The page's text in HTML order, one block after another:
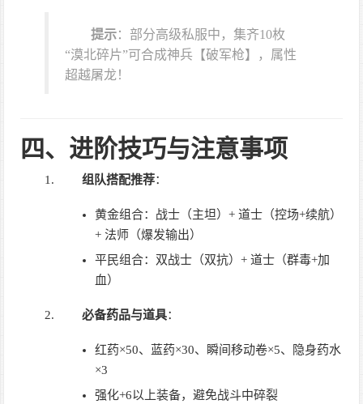
提示：部分高级私服中，集齐10枚
“漠北碎片”可合成神兵【破军枪】，属性
超越屠龙！
四、进阶技巧与注意事项
组队搭配推荐：
黄金组合：战士（主坦）+ 道士（控场+续航）
+ 法师（爆发输出）
平民组合：双战士（双抗）+ 道士（群毒+加
血）
必备药品与道具：
红药×50、蓝药×30、瞬间移动卷×5、隐身药水
×3
强化+6以上装备，避免战斗中碎裂